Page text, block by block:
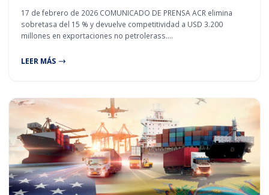
17 de febrero de 2026 COMUNICADO DE PRENSA ACR elimina
sobretasa del 15 % y devuelve competitividad a USD 3.200
millones en exportaciones no petrolerass.…
LEER MÁS